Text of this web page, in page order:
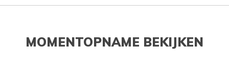
MOMENTOPNAME BEKIJKEN